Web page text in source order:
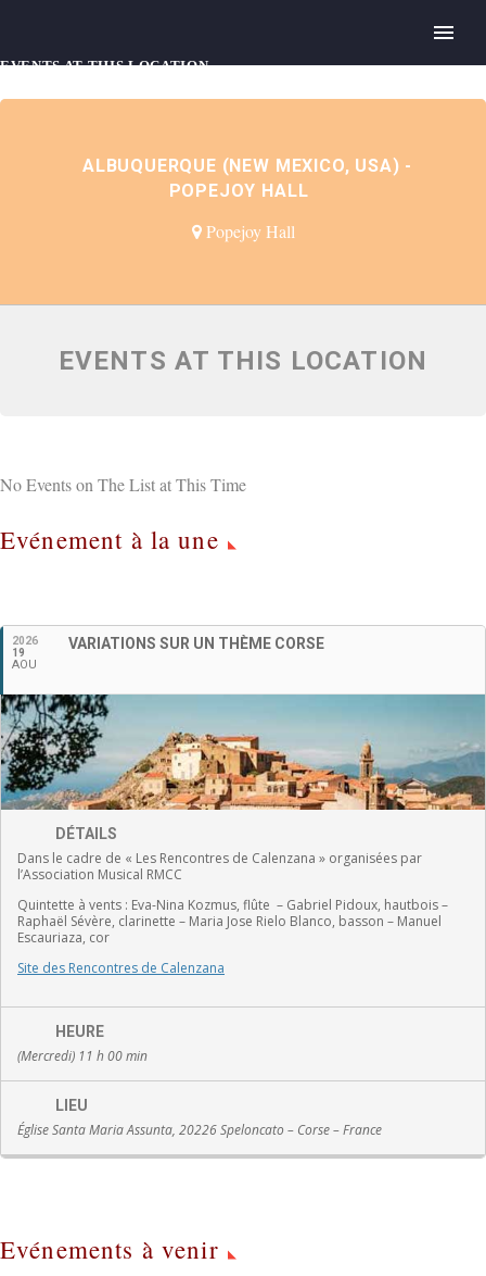
Français
EVENTS AT THIS LOCATION
ALBUQUERQUE (NEW MEXICO, USA) -
POPEJOY HALL
Popejoy Hall
EVENTS AT THIS LOCATION
No Events on The List at This Time
Evénement à la une
2026
19
AOU
VARIATIONS SUR UN THÈME CORSE
DÉTAILS
Dans le cadre de « Les Rencontres de Calenzana » organisées par
l’Association Musical RMCC
Quintette à vents : Eva-Nina Kozmus, flûte – Gabriel Pidoux, hautbois –
Raphaël Sévère, clarinette – Maria Jose Rielo Blanco, basson – Manuel
Escauriaza, cor
Site des Rencontres de Calenzana
HEURE
(Mercredi) 11 h 00 min
LIEU
Église Santa Maria Assunta, 20226 Speloncato – Corse – France
Evénements à venir